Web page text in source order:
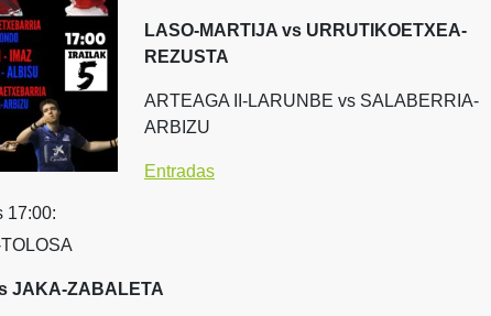
LASO-MARTIJA vs URRUTIKOETXEA-
REZUSTA
ARTEAGA II-LARUNBE vs SALABERRIA-
ARBIZU
Entradas
17:00:
JAKA-ZABALETA